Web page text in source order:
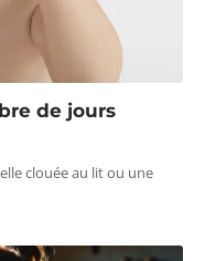
de jours
clouée au lit ou une